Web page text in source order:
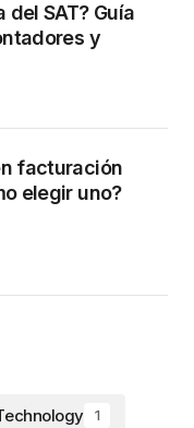
del SAT? Guía
y
facturación
elegir uno?
1